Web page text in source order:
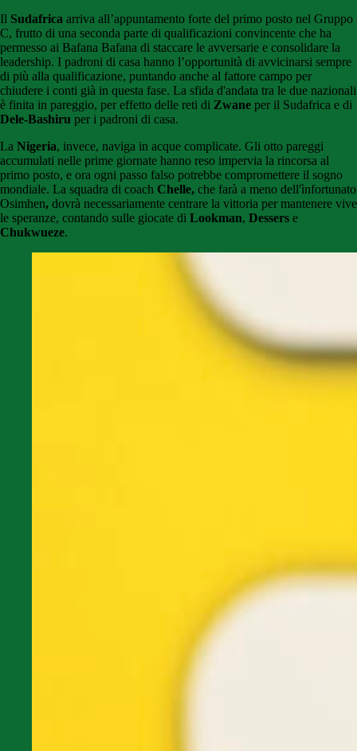
Il Sudafrica arriva all’appuntamento forte del primo posto nel Gruppo
C, frutto di una seconda parte di qualificazioni convincente che ha
permesso ai Bafana Bafana di staccare le avversarie e consolidare la
leadership. I padroni di casa hanno l’opportunità di avvicinarsi sempre
di più alla qualificazione, puntando anche al fattore campo per
chiudere i conti già in questa fase. La sfida d'andata tra le due nazionali
è finita in pareggio, per effetto delle reti di Zwane per il Sudafrica e di
Dele-Bashiru per i padroni di casa.
La Nigeria, invece, naviga in acque complicate. Gli otto pareggi
accumulati nelle prime giornate hanno reso impervia la rincorsa al
primo posto, e ora ogni passo falso potrebbe compromettere il sogno
mondiale. La squadra di coach Chelle, che farà a meno dell'ìnfortunato
Osimhen, dovrà necessariamente centrare la vittoria per mantenere vive
le speranze, contando sulle giocate di Lookman, Dessers e
Chukwueze.